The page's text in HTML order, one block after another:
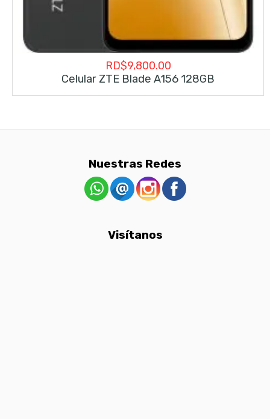
RD$9,800.00
Celular ZTE Blade A156 128GB
Nuestras Redes
Visítanos